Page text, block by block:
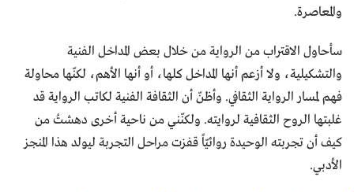
والمعاصرة.
سأحاول الاقتراب من الرواية من خلال بعض المداخل الفنية
والتشكيلية، ولا أزعم أنها المداخل كلها، أو أنها الأهم، لكنّها محاولة
فهم لمسار الرواية الثقافي. وأظنّ أن الثقافة الفنية لكاتب الرواية قد
غلبتها الروح الثقافية لروايته. ولكنّني من ناحية أخرى دهشتُ من
كيف أن تجربته الوحيدة روائيّاً قفزت مراحل التجربة ليولد هذا المنجز
الأدبي.